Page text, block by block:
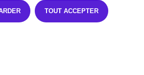
de véhicules d'occasion*.
TOUT ACCEPTER